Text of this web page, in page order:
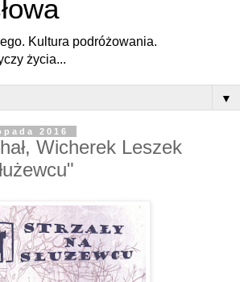
Kultura podróżowania.
życia...
▼
2016
Wicherek Leszek